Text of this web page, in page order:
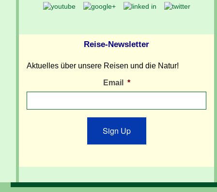
Reise-Newsletter
Aktuelles über unsere Reisen und die Natur!
Email *
Sign Up